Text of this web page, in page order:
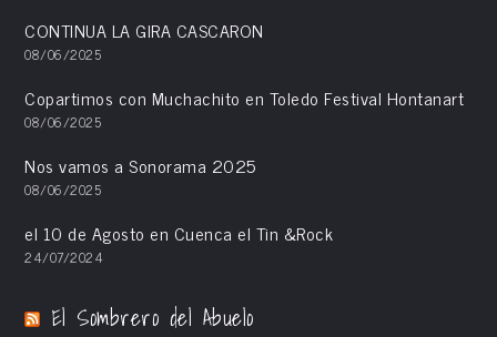
CONTINUA LA GIRA CASCARON
08/06/2025
Copartimos con Muchachito en Toledo Festival Hontanart
08/06/2025
Nos vamos a Sonorama 2025
08/06/2025
el 10 de Agosto en Cuenca el Tin &Rock
24/07/2024
El Sombrero del Abuelo